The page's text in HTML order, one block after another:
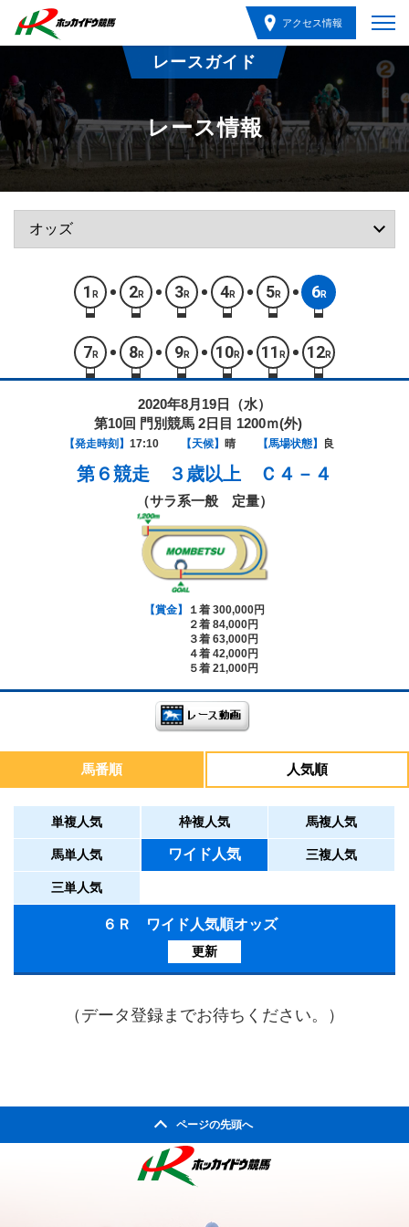
アクセス情報
レースガイド
レース情報
1 R 2R 3R 4R 5R 6R
7 R 8R 9R 10R 11 R 12R
2020年8月19日（水）
第10回 門別競馬 2日目 1200ｍ(外)
【発走時刻】 17:10 【天候】 晴 【馬場状態】 良
第６競走 ３歳以上 Ｃ４－４
（サラ系一般 定量）
【賞金】
１着 300,000円
２着 84,000円
３着 63,000円
４着 42,000円
５着 21,000円
馬番順 人気順
単複人気 枠複人気 馬複人気
馬単人気 ワイド人気 三複人気
三単人気
６Ｒ ワイド人気順オッズ
更新
（データ登録までお待ちください。）
ページの先頭へ